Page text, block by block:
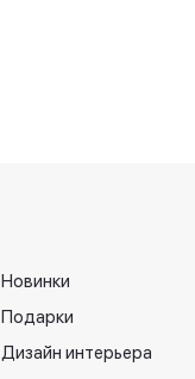
Новинки
Подарки
Дизайн интерьера